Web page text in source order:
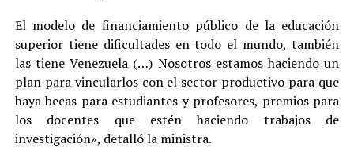
El modelo de financiamiento público de la educación
superior tiene dificultades en todo el mundo, también
las tiene Venezuela (…) Nosotros estamos haciendo un
plan para vincularlos con el sector productivo para que
haya becas para estudiantes y profesores, premios para
los docentes que estén haciendo trabajos de
investigación», detalló la ministra.